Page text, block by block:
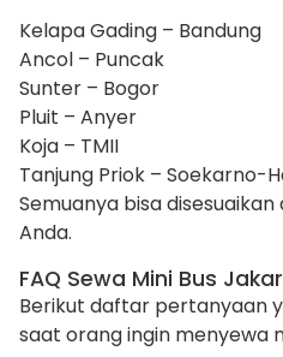
Kelapa Gading – Bandung
Ancol – Puncak
Sunter – Bogor
Pluit – Anyer
Koja – TMII
Tanjung Priok – Soekarno-
Semuanya bisa
Anda.
FAQ Sewa Mini Bus
Berikut daftar pertanyaan
saat orang ingin menyewa